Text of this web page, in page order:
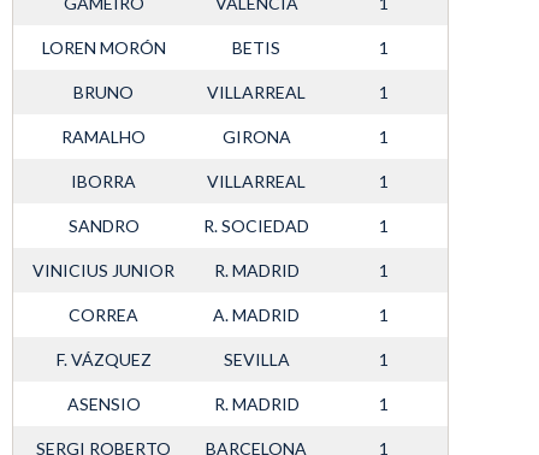
LOREN MORÓN BETIS 1
BRUNO VILLARREAL 1
RAMALHO GIRONA 1
IBORRA VILLARREAL 1
SANDRO R. SOCIEDAD 1
VINICIUS JUNIOR R. MADRID 1
CORREA A. MADRID 1
F. VÁZQUEZ SEVILLA 1
ASENSIO R. MADRID 1
SERGI ROBERTO BARCELONA 1